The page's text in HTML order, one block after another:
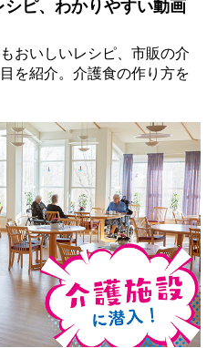
ピ、わかりやすい動画
おいしいレシピ、市販の介
を紹介。介護食の作り方を